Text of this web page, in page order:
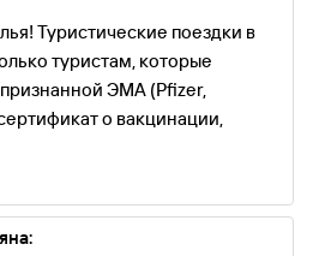
Туристические поездки в
туристам, которые
ЭМА (Pfizer,
о вакцинации,